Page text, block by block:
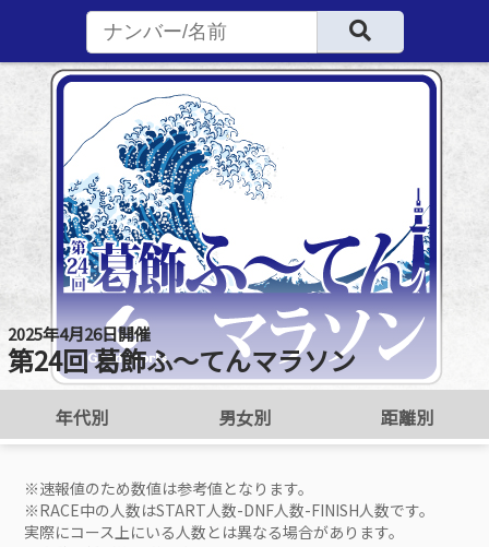
2025年4月26日開催
第24回 葛飾ふ～てんマラソン
年代別 男女別 距離別
※速報値のため数値は参考値となります。
※RACE中の人数はSTART人数-DNF人数-FINISH人数です。
実際にコース上にいる人数とは異なる場合があります。